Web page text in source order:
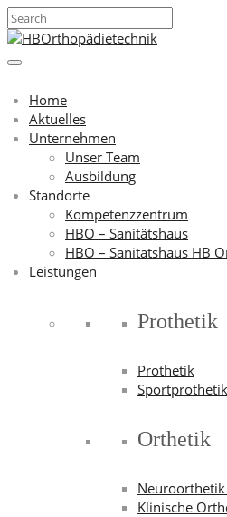
Home
Aktuelles
Unternehmen
Unser Team
Ausbildung
Standorte
Kompetenzzentrum
HBO – Sanitätshaus
HBO – Sanitätshaus HB
Leistungen
Prothetik
Prothetik
Sportprothetik
Orthetik
Klinische